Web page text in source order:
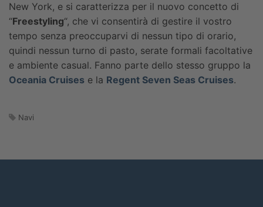
New York, e si caratterizza per il nuovo concetto di
“Freestyling“, che vi consentirà di gestire il vostro
tempo senza preoccuparvi di nessun tipo di orario,
quindi nessun turno di pasto, serate formali facoltative
e ambiente casual. Fanno parte dello stesso gruppo la
Oceania Cruises e la Regent Seven Seas Cruises.
Navi